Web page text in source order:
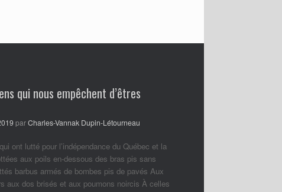
qui nous empêchent d’êtres
parCharles-Vannak Dupin-Létourneau
ont lutté pour l’indépendance du Québec et la
aux poils en-dessous des bras pis sans
barbus armés de bombes pis de pavés Aux
aux dos brisés et aux poumons noircis À celles